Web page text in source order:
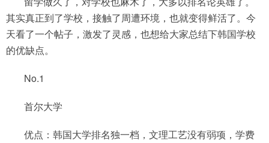
其实真正到了学校，接触了周遭环境，也就变得鲜活了。今
天看了一个帖子，激发了灵感，也想给大家总结下韩国学校
的优缺点。
No.1
首尔大学
优点：韩国大学排名独一档，文理工艺没有弱项，学费